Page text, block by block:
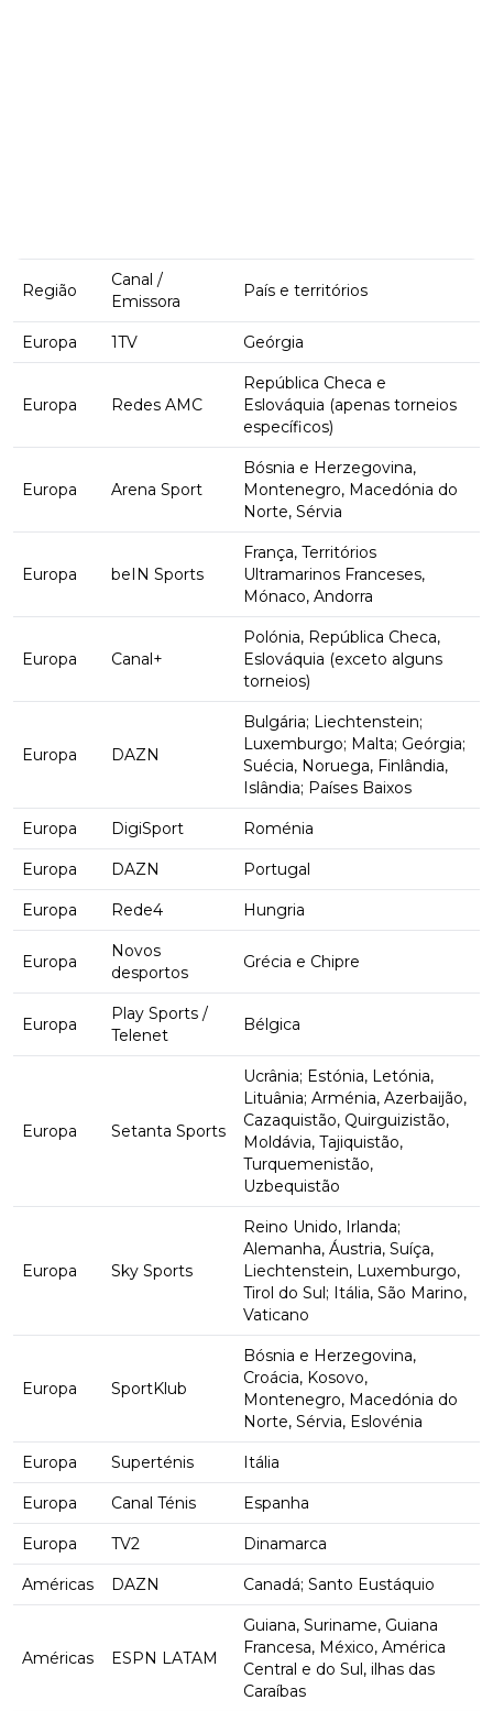
Região
Canal /
Emissora
País e territórios
Europa 1TV Geórgia
Europa Redes AMC
República Checa e
Eslováquia (apenas torneios
específicos)
Europa Arena Sport
Bósnia e Herzegovina,
Montenegro, Macedónia do
Norte, Sérvia
Europa beIN Sports
França, Territórios
Ultramarinos Franceses,
Mónaco, Andorra
Europa Canal+
Polónia, República Checa,
Eslováquia (exceto alguns
torneios)
Europa DAZN
Bulgária; Liechtenstein;
Luxemburgo; Malta; Geórgia;
Suécia, Noruega, Finlândia,
Islândia; Países Baixos
Europa DigiSport Roménia
Europa DAZN Portugal
Europa Rede4 Hungria
Europa
Novos
desportos
Grécia e Chipre
Europa
Play Sports /
Telenet
Bélgica
Europa Setanta Sports
Ucrânia; Estónia, Letónia,
Lituânia; Arménia, Azerbaijão,
Cazaquistão, Quirguizistão,
Moldávia, Tajiquistão,
Turquemenistão,
Uzbequistão
Europa Sky Sports
Reino Unido, Irlanda;
Alemanha, Áustria, Suíça,
Liechtenstein, Luxemburgo,
Tirol do Sul; Itália, São Marino,
Vaticano
Europa SportKlub
Bósnia e Herzegovina,
Croácia, Kosovo,
Montenegro, Macedónia do
Norte, Sérvia, Eslovénia
Europa Superténis Itália
Europa Canal Ténis Espanha
Europa TV2 Dinamarca
Américas DAZN Canadá; Santo Eustáquio
Américas ESPN LATAM
Guiana, Suriname, Guiana
Francesa, México, América
Central e do Sul, ilhas das
Caraíbas